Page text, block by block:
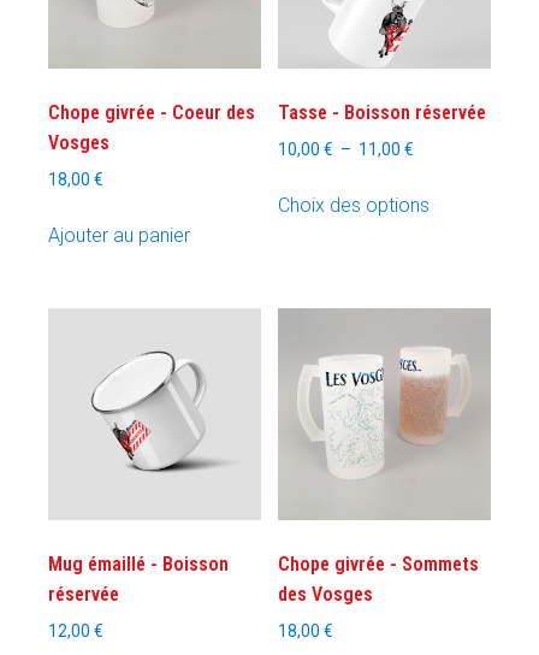
Chope givrée - Coeur des
Vosges
18,00 €
Ajouter au panier
Tasse - Boisson réservée
10,00€ – 11,00€
prix :
Choix des options
variations.
options
peuvent
être
la
du
Mug émaillé - Boisson
réservée
12,00 €
Chope givrée - Sommets
des Vosges
18,00€